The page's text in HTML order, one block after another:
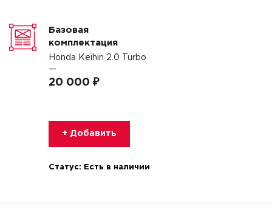
Базовая
комплектация
Honda Keihin 2.0 Turbo
—
20 000 ₽
+ Добавить
Статус: Есть в наличии